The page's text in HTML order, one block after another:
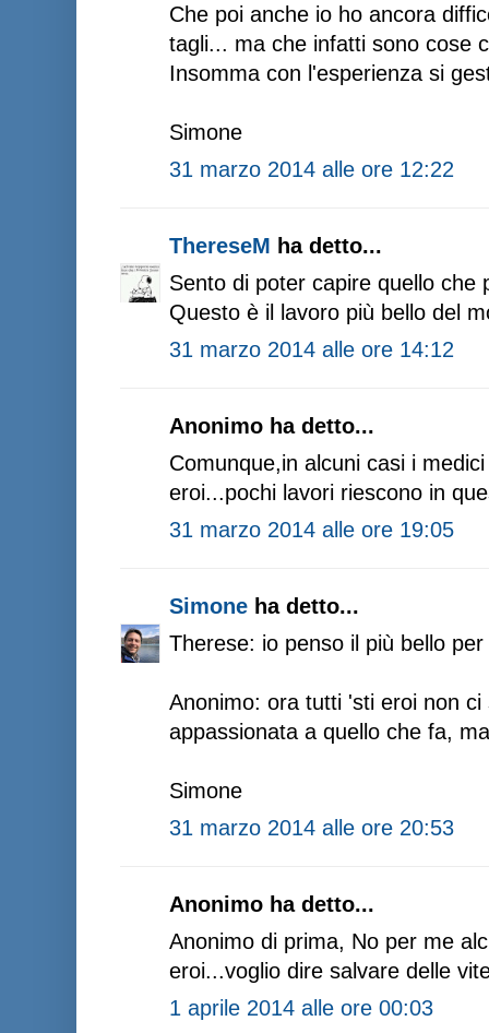
Che poi anche io ho ancora
tagli... ma che infatti sono cose
Insomma con l'esperienza si
Simone
31 marzo 2014 alle ore 12:22
ThereseM ha detto...
Sento di poter capire quello che
Questo è il lavoro più bello del
31 marzo 2014 alle ore 14:12
Anonimo ha detto...
Comunque,in alcuni casi i
eroi...pochi lavori riescono in
31 marzo 2014 alle ore 19:05
Simone ha detto...
Therese: io penso il più bello
Anonimo: ora tutti 'sti eroi non
appassionata a quello che fa,
Simone
31 marzo 2014 alle ore 20:53
Anonimo ha detto...
Anonimo di prima, No per me
eroi...voglio dire salvare delle
1 aprile 2014 alle ore 00:03